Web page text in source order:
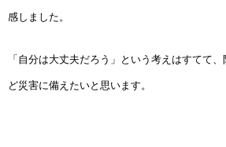
感しました。
「自分は大丈夫だろう」という考えはすてて
ど災害に備えたいと思います。